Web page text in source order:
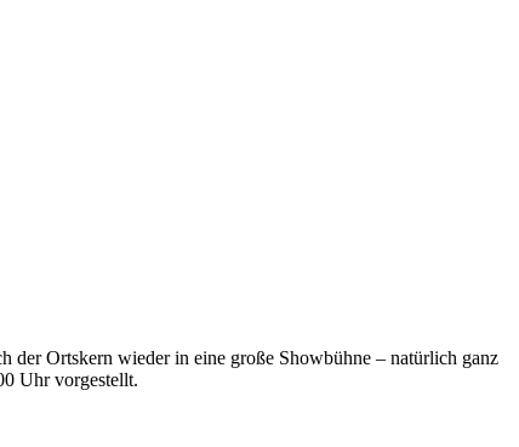
der Ortskern wieder in eine große Showbühne – natürlich ganz
Uhr vorgestellt.